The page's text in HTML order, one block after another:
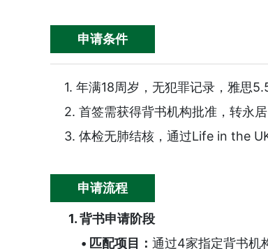
申请条件
1. 年满18周岁，无犯罪记录，雅思
2. 首签需获得背书机构批准，转永
3. 体检无肺结核，通过Life in the
申请流程
1. 背书申请阶段
• 匹配项目： 通过4家指定背书机